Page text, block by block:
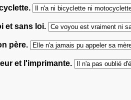
et sans loi.
père.
et l'imprimante.